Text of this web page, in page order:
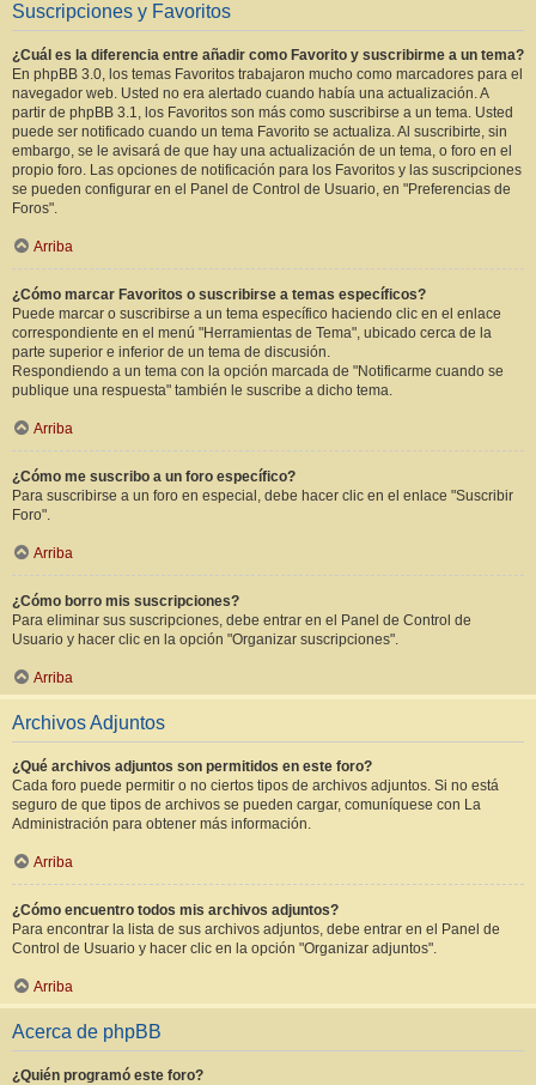
Suscripciones y Favoritos
¿Cuál es la diferencia entre añadir como Favorito y suscribirme a un tema?
En phpBB 3.0, los temas Favoritos trabajaron mucho como marcadores para el
navegador web. Usted no era alertado cuando había una actualización. A
partir de phpBB 3.1, los Favoritos son más como suscribirse a un tema. Usted
puede ser notificado cuando un tema Favorito se actualiza. Al suscribirte, sin
embargo, se le avisará de que hay una actualización de un tema, o foro en el
propio foro. Las opciones de notificación para los Favoritos y las suscripciones
se pueden configurar en el Panel de Control de Usuario, en "Preferencias de
Foros".
Arriba
¿Cómo marcar Favoritos o suscribirse a temas específicos?
Puede marcar o suscribirse a un tema específico haciendo clic en el enlace
correspondiente en el menú "Herramientas de Tema", ubicado cerca de la
parte superior e inferior de un tema de discusión.
Respondiendo a un tema con la opción marcada de "Notificarme cuando se
publique una respuesta" también le suscribe a dicho tema.
Arriba
¿Cómo me suscribo a un foro específico?
Para suscribirse a un foro en especial, debe hacer clic en el enlace "Suscribir
Foro".
Arriba
¿Cómo borro mis suscripciones?
Para eliminar sus suscripciones, debe entrar en el Panel de Control de
Usuario y hacer clic en la opción "Organizar suscripciones".
Arriba
Archivos Adjuntos
¿Qué archivos adjuntos son permitidos en este foro?
Cada foro puede permitir o no ciertos tipos de archivos adjuntos. Si no está
seguro de que tipos de archivos se pueden cargar, comuníquese con La
Administración para obtener más información.
Arriba
¿Cómo encuentro todos mis archivos adjuntos?
Para encontrar la lista de sus archivos adjuntos, debe entrar en el Panel de
Control de Usuario y hacer clic en la opción "Organizar adjuntos".
Arriba
Acerca de phpBB
¿Quién programó este foro?